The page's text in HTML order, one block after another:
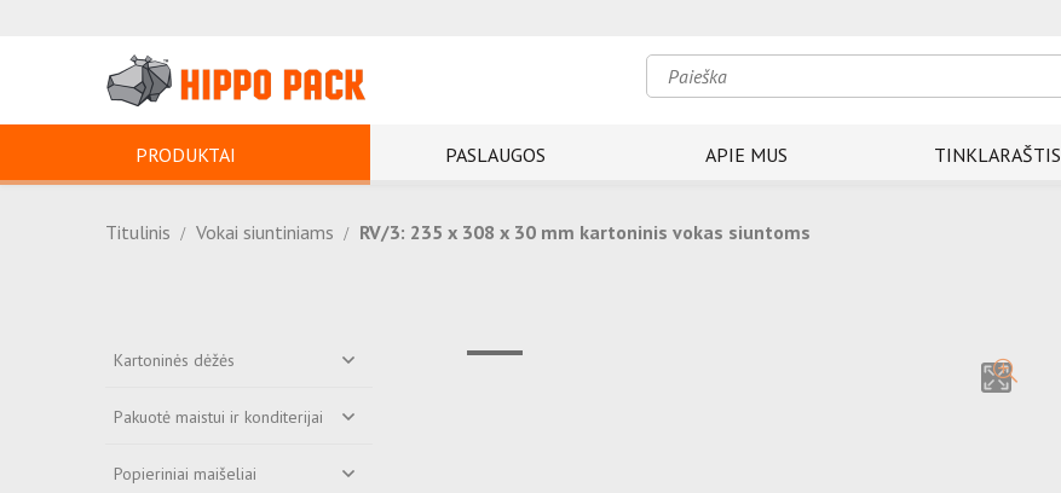
PRODUKTAI PASLAUGOS APIE MUS TINKLARAŠTIS
Titulinis Vokai siuntiniams RV/3: 235 x 308 x 30 mm kartoninis vokas siuntoms
Kartoninės dėžės
Pakuotė maistui ir konditerijai
Popieriniai maišeliai